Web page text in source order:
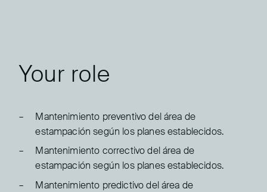
Your role
Mantenimiento preventivo del área de
estampación según los planes establecidos.
Mantenimiento correctivo del área de
estampación según los planes establecidos.
Mantenimiento predictivo del área de